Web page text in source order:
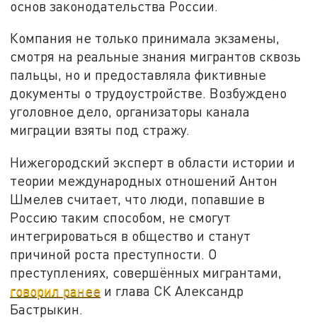
основ законодательства России.
Компания не только принимала экзамены,
смотря на реальные знания мигрантов сквозь
пальцы, но и предоставляла фиктивные
документы о трудоустройстве. Возбуждено
уголовное дело, организаторы канала
миграции взяты под стражу.
Нижегородский эксперт в области истории и
теории международных отношений Антон
Шмелев считает, что люди, попавшие в
Россию таким способом, не смогут
интегрироваться в общество и станут
причиной роста преступности. О
преступлениях, совершённых мигрантами,
говорил ранее и глава СК Александр
Бастрыкин.